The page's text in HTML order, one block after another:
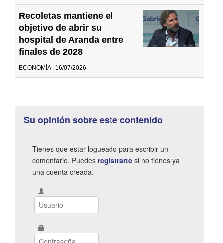
Recoletas mantiene el
objetivo de abrir su
hospital de Aranda entre
finales de 2028
ECONOMÍA | 16/07/2026
Su opinión sobre este contenido
Tienes que estar logueado para escribir un
comentario. Puedes registrarte si no tienes ya
una cuenta creada.